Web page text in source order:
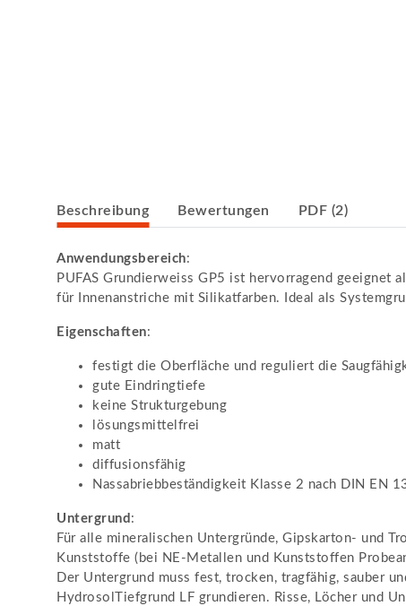
weitere Registerkarten anzeigen
Beschreibung Bewertungen PDF (2)
Anwendungsbereich:
PUFAS Grundierweiss GP5 ist hervorragend geeignet
für Innenanstriche mit Silikatfarben. Ideal als
Eigenschaften:
festigt die Oberfläche und reguliert die
gute Eindringtiefe
keine Strukturgebung
lösungsmittelfrei
matt
diffusionsfähig
Nassabriebbeständigkeit Klasse 2 nach DIN EN
Untergrund :
Für alle mineralischen Untergründe, Gipskarton- und
Kunststoffe (bei NE-Metallen und Kunststoffen
Der Untergrund muss fest, trocken, tragfähig, sauber
HydrosolTiefgrund LF grundieren. Risse, Löcher und